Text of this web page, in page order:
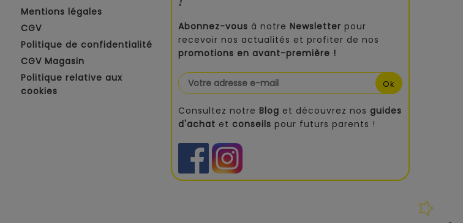
Mentions légales
CGV
Politique de confidentialité
CGV Magasin
Politique relative aux
cookies
Abonnez-vous à notre Newsletter pour
recevoir nos actualités et profiter de nos
promotions en avant-première !
Consultez notre Blog et découvrez nos guides
d'achat et conseils pour futurs parents !